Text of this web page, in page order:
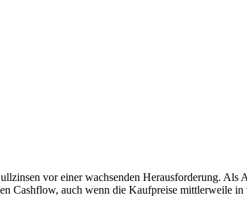
vor einer wachsenden Herausforderung.
Cashflow, auch wenn die Kaufpreise mittlerweile